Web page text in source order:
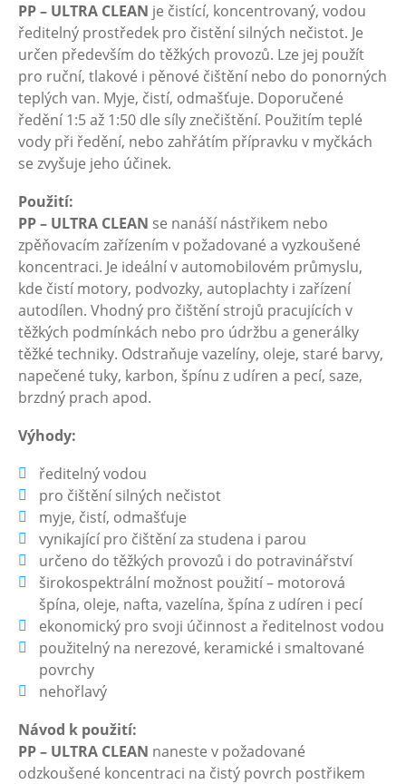
PP – ULTRA CLEAN je čistící, koncentrovaný, vodou
ředitelný prostředek pro čistění silných nečistot. Je
určen především do těžkých provozů. Lze jej použít
pro ruční, tlakové i pěnové čištění nebo do ponorných
teplých van. Myje, čistí, odmašťuje. Doporučené
ředění 1:5 až 1:50 dle síly znečištění. Použitím teplé
vody při ředění, nebo zahřátím přípravku v myčkách
se zvyšuje jeho účinek.
Použití:
PP – ULTRA CLEAN se nanáší nástřikem nebo
zpěňovacím zařízením v požadované a vyzkoušené
koncentraci. Je ideální v automobilovém průmyslu,
kde čistí motory, podvozky, autoplachty i zařízení
autodílen. Vhodný pro čištění strojů pracujících v
těžkých podmínkách nebo pro údržbu a generálky
těžké techniky. Odstraňuje vazelíny, oleje, staré barvy,
napečené tuky, karbon, špínu z udíren a pecí, saze,
brzdný prach apod.
Výhody:
ředitelný vodou
pro čištění silných nečistot
myje, čistí, odmašťuje
vynikající pro čištění za studena i parou
určeno do těžkých provozů i do potravinářství
širokospektrální možnost použití – motorová
špína, oleje, nafta, vazelína, špína z udíren i pecí
ekonomický pro svoji účinnost a ředitelnost vodou
použitelný na nerezové, keramické i smaltované
povrchy
nehořlavý
Návod k použití:
PP – ULTRA CLEAN naneste v požadované
odzkoušené koncentraci na čistý povrch postřikem